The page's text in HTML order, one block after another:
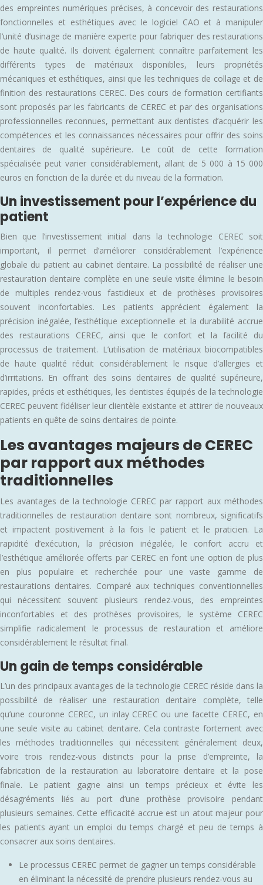
des empreintes numériques précises, à concevoir des restaurations
fonctionnelles et esthétiques avec le logiciel CAO et à manipuler
l’unité d’usinage de manière experte pour fabriquer des restaurations
de haute qualité. Ils doivent également connaître parfaitement les
différents types de matériaux disponibles, leurs propriétés
mécaniques et esthétiques, ainsi que les techniques de collage et de
finition des restaurations CEREC. Des cours de formation certifiants
sont proposés par les fabricants de CEREC et par des organisations
professionnelles reconnues, permettant aux dentistes d’acquérir les
compétences et les connaissances nécessaires pour offrir des soins
dentaires de qualité supérieure. Le coût de cette formation
spécialisée peut varier considérablement, allant de 5 000 à 15 000
euros en fonction de la durée et du niveau de la formation.
Un investissement pour l’expérience du
patient
Bien que l’investissement initial dans la technologie CEREC soit
important, il permet d’améliorer considérablement l’expérience
globale du patient au cabinet dentaire. La possibilité de réaliser une
restauration dentaire complète en une seule visite élimine le besoin
de multiples rendez-vous fastidieux et de prothèses provisoires
souvent inconfortables. Les patients apprécient également la
précision inégalée, l’esthétique exceptionnelle et la durabilité accrue
des restaurations CEREC, ainsi que le confort et la facilité du
processus de traitement. L’utilisation de matériaux biocompatibles
de haute qualité réduit considérablement le risque d’allergies et
d’irritations. En offrant des soins dentaires de qualité supérieure,
rapides, précis et esthétiques, les dentistes équipés de la technologie
CEREC peuvent fidéliser leur clientèle existante et attirer de nouveaux
patients en quête de soins dentaires de pointe.
Les avantages majeurs de CEREC
par rapport aux méthodes
traditionnelles
Les avantages de la technologie CEREC par rapport aux méthodes
traditionnelles de restauration dentaire sont nombreux, significatifs
et impactent positivement à la fois le patient et le praticien. La
rapidité d’exécution, la précision inégalée, le confort accru et
l’esthétique améliorée offerts par CEREC en font une option de plus
en plus populaire et recherchée pour une vaste gamme de
restaurations dentaires. Comparé aux techniques conventionnelles
qui nécessitent souvent plusieurs rendez-vous, des empreintes
inconfortables et des prothèses provisoires, le système CEREC
simplifie radicalement le processus de restauration et améliore
considérablement le résultat final.
Un gain de temps considérable
L’un des principaux avantages de la technologie CEREC réside dans la
possibilité de réaliser une restauration dentaire complète, telle
qu’une couronne CEREC, un inlay CEREC ou une facette CEREC, en
une seule visite au cabinet dentaire. Cela contraste fortement avec
les méthodes traditionnelles qui nécessitent généralement deux,
voire trois rendez-vous distincts pour la prise d’empreinte, la
fabrication de la restauration au laboratoire dentaire et la pose
finale. Le patient gagne ainsi un temps précieux et évite les
désagréments liés au port d’une prothèse provisoire pendant
plusieurs semaines. Cette efficacité accrue est un atout majeur pour
les patients ayant un emploi du temps chargé et peu de temps à
consacrer aux soins dentaires.
Le processus CEREC permet de gagner un temps considérable
en éliminant la nécessité de prendre plusieurs rendez-vous au